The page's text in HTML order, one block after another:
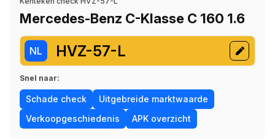
Mercedes-Benz C-Klasse C 160 1.6
NL HVZ-57-L
Snel naar:
Schade check
Uitgebreide marktwaarde
Verkoopgeschiedenis
APK overzicht